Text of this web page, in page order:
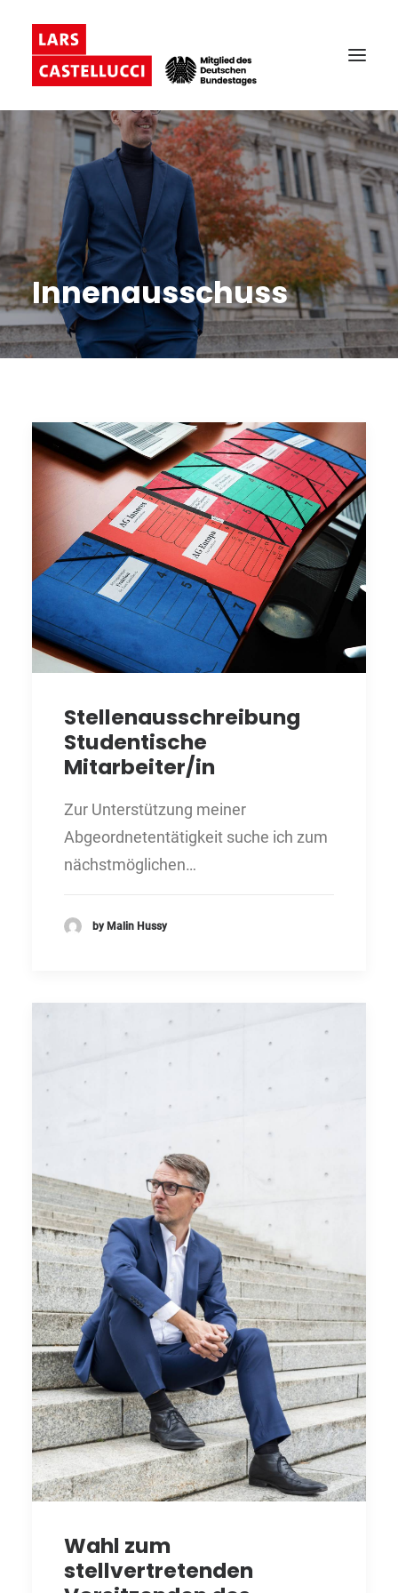
Innenausschuss
Stellenausschreibung
Studentische
Mitarbeiter/in
Zur Unterstützung meiner
Abgeordnetentätigkeit suche ich zum
nächstmöglichen…
by Malin Hussy
Wahl zum
stellvertretenden